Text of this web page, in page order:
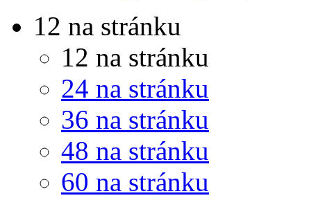
12 na stránku
12 na stránku
24 na stránku
36 na stránku
48 na stránku
60 na stránku